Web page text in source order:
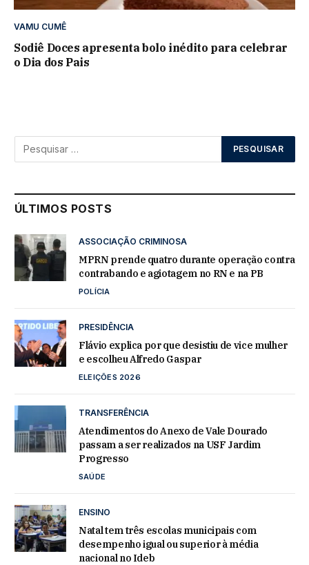
VAMU CUMÊ
Sodiê Doces apresenta bolo inédito para celebrar
o Dia dos Pais
ÚLTIMOS POSTS
ASSOCIAÇÃO CRIMINOSA
MPRN prende quatro durante operação contra
contrabando e agiotagem no RN e na PB
POLÍCIA
PRESIDÊNCIA
Flávio explica por que desistiu de vice mulher
e escolheu Alfredo Gaspar
ELEIÇÕES 2026
TRANSFERÊNCIA
Atendimentos do Anexo de Vale Dourado
passam a ser realizados na USF Jardim
Progresso
SAÚDE
ENSINO
Natal tem três escolas municipais com
desempenho igual ou superior à média
nacional no Ideb